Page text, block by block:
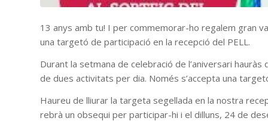
13 anys amb tu! I per commemorar-ho regalem gran
una targetó de participació en la recepció del PELL.
Durant la setmana de celebració de l’aniversari
de dues activitats per dia. Només s’accepta una
Haureu de lliurar la targeta segellada en la nostra
rebrà un obsequi per participar-hi i el dilluns, 24 de